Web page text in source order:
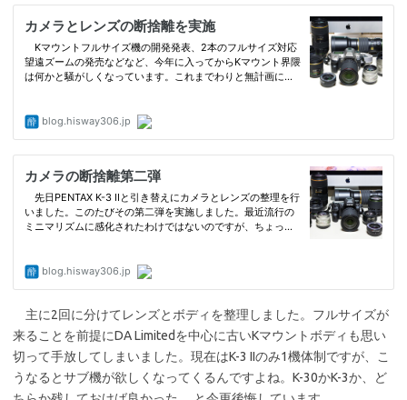
主に2回に分けてレンズとボディを整理しました。フルサイズが
来ることを前提にDA Limitedを中心に古いKマウントボディも思い
切って手放してしまいました。現在はK-3 IIのみ1機体制ですが、こ
うなるとサブ機が欲しくなってくるんですよね。K-30かK-3か、ど